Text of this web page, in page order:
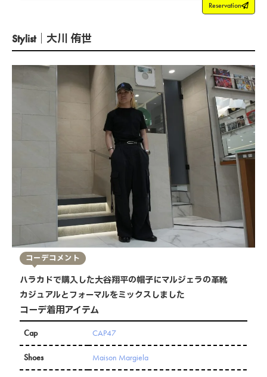
Reservation
Stylist｜大川 侑世
コーデコメント
ハラカドで購入した大谷翔平の帽子にマルジェラの革靴
カジュアルとフォーマルをミックスしました
コーデ着用アイテム
Cap CAP47
Shoes Maison Margiela